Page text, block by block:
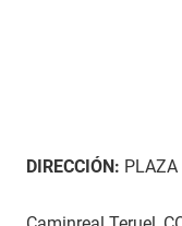
DIRECCIÓN: PLAZA